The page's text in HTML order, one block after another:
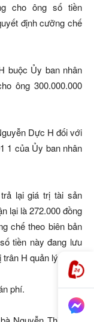
cho ông số tiền
định cưỡng chế
buộc Ủy ban nhân
ông 300.000.000
Dực H đối với
1 của Ủy ban nhân
lại giá trị tài sản
lại là 272.000 đồng
chế theo biên bản
tiền này đang lưu
H quản lý.
phí.